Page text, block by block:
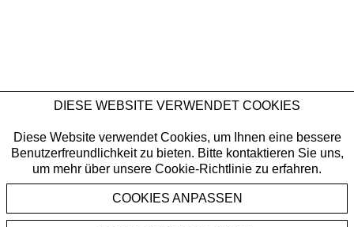
DIESE WEBSITE VERWENDET COOKIES
Diese Website verwendet Cookies, um Ihnen eine bessere
Benutzerfreundlichkeit zu bieten. Bitte kontaktieren Sie uns,
um mehr über unsere Cookie-Richtlinie zu erfahren.